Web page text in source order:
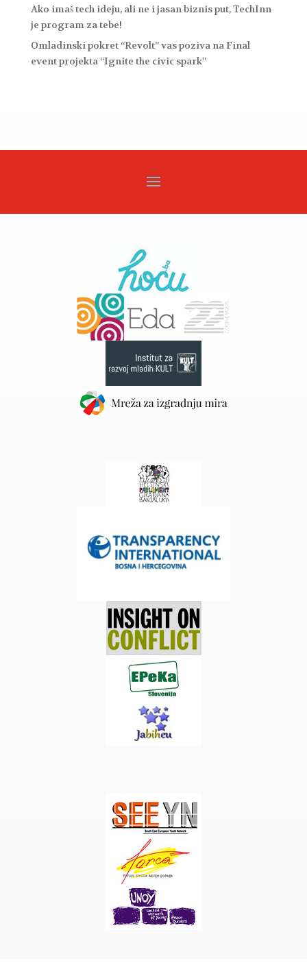
Ako imaš tech ideju, ali ne i jasan biznis put, TechInn
je program za tebe!
Omladinski pokret “Revolt” vas poziva na Final
event projekta “Ignite the civic spark”